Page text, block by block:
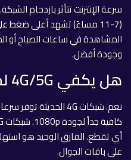
سرعة الإنترنت تتأثر بازدحام
(7-11 مساءً) تشهد أعلى
المشاهدة في ساعات الصباح أو
وجودة أفضل.
هل يكفي 4G/5G لمشاهدة IPTV؟
أي تقطع. الفارق الوحيد هو
على باقات الجوال.